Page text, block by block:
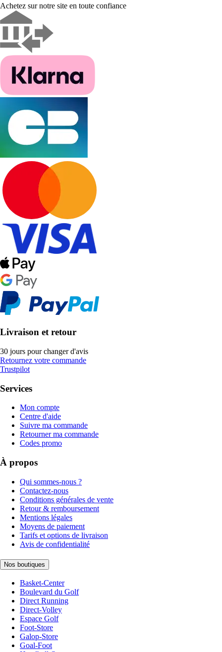
Achetez sur notre site en toute confiance
Livraison et retour
30 jours pour changer d'avis
Retournez votre commande
Trustpilot
Services
Mon compte
Centre d'aide
Suivre ma commande
Retourner ma commande
Codes promo
À propos
Qui sommes-nous ?
Contactez-nous
Conditions générales de vente
Retour & remboursement
Mentions légales
Moyens de paiement
Tarifs et options de livraison
Avis de confidentialité
Nos boutiques
Basket-Center
Boulevard du Golf
Direct Running
Direct-Volley
Espace Golf
Foot-Store
Galop-Store
Goal-Foot